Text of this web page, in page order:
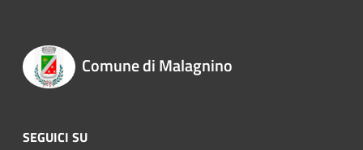
Comune di Malagnino
SEGUICI SU